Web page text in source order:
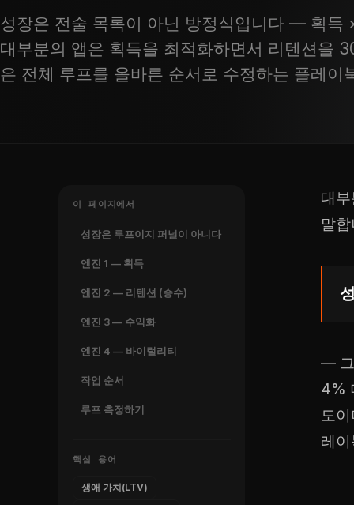
성장은 전술 목록이 아닌 방정식입니다 — 획득
대부분의 앱은 획득을 최적화하면서 리텐션을
은 전체 루프를 올바른 순서로 수정하는 플레이
이 페이지에서
성장은 루프이지 퍼널이 아니다
엔진 1 — 획득
엔진 2 — 리텐션 (승수)
엔진 3 — 수익화
엔진 4 — 바이럴리티
작업 순서
루프 측정하기
핵심 용어
생애 가치(LTV)
대
말
— 그
4%
도
레